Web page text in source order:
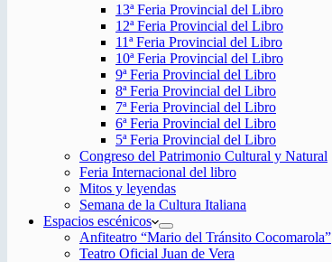
13ª Feria Provincial del Libro
12ª Feria Provincial del Libro
11ª Feria Provincial del Libro
10ª Feria Provincial del Libro
9ª Feria Provincial del Libro
8ª Feria Provincial del Libro
7ª Feria Provincial del Libro
6ª Feria Provincial del Libro
5ª Feria Provincial del Libro
Congreso del Patrimonio Cultural y Natural
Feria Internacional del libro
Mitos y leyendas
Semana de la Cultura Italiana
Espacios escénicos
Anfiteatro “Mario del Tránsito Cocomarola”
Teatro Oficial Juan de Vera